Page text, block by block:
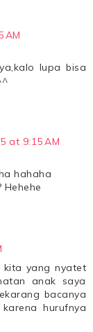
AM
lupa bisa
at 9:15 AM
hahaha
kita yang nyatet
anak saya
bacanya
hurufnya